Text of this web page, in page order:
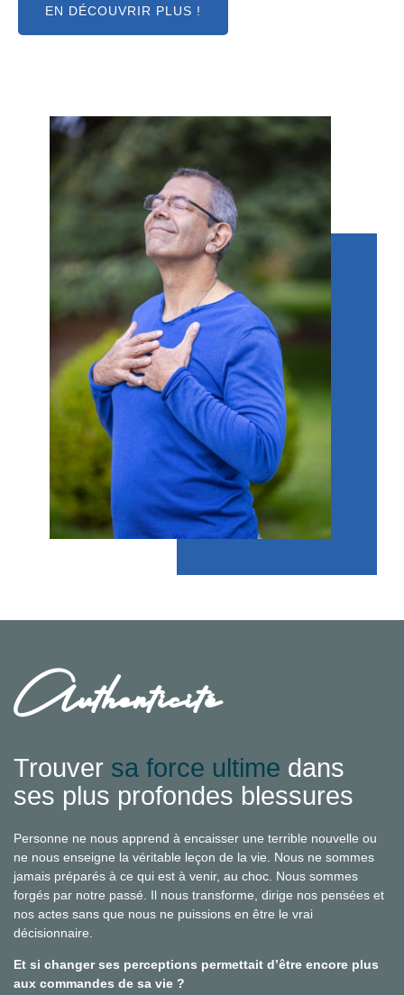
EN DÉCOUVRIR PLUS !
Authenticité
Trouver sa force ultime dans
ses plus profondes blessures
Personne ne nous apprend à encaisser une terrible nouvelle ou
ne nous enseigne la véritable leçon de la vie. Nous ne sommes
jamais préparés à ce qui est à venir, au choc. Nous sommes
forgés par notre passé. Il nous transforme, dirige nos pensées et
nos actes sans que nous ne puissions en être le vrai
décisionnaire.
Et si changer ses perceptions permettait d’être encore plus
aux commandes de sa vie ?